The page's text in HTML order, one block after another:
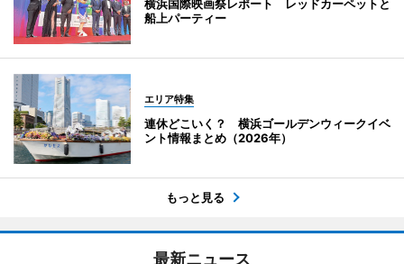
横浜国際映画祭レポート レッドカーペットと
船上パーティー
エリア特集
連休どこいく？ 横浜ゴールデンウィークイベ
ント情報まとめ（2026年）
もっと見る
最新ニュース